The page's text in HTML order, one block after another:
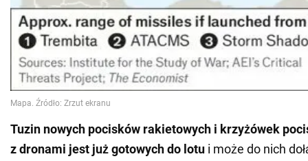
Tuzin nowych pocisków rakietowych i krzyżówek
z dronami jest już gotowych do lotu i może do nich